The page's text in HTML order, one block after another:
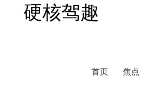
硬核驾趣
首页 焦点